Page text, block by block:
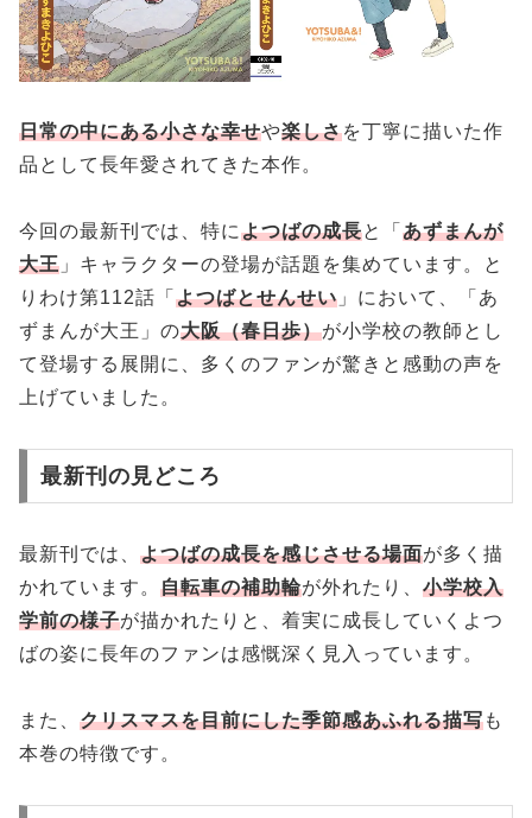
日常の中にある小さな幸せや楽しさを丁寧に描いた作
品として長年愛されてきた本作。
今回の最新刊では、特によつばの成長と「 あずまんが
大王 」キャラクターの登場が話題を集めています。と
りわけ第112話「 よつばとせんせい 」において、「あ
ずまんが大王」の大阪（春日歩）が小学校の教師とし
て登場する展開に、多くのファンが驚きと感動の声を
上げていました。
最新刊の見どころ
最新刊では、 よつばの成長を感じさせる場面が多く描
かれています。 自転車の補助輪が外れたり、 小学校入
学前の様子が描かれたりと、着実に成長していくよつ
ばの姿に長年のファンは感慨深く見入っています。
また、 クリスマスを目前にした季節感あふれる描写も
本巻の特徴です。